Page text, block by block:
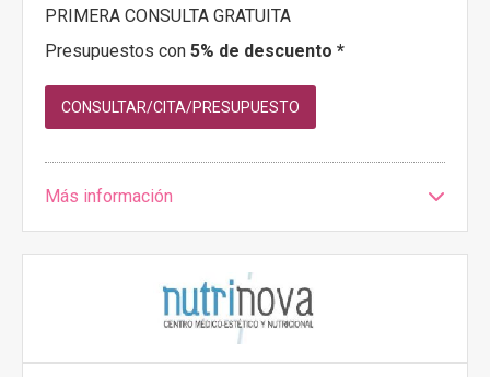
PRIMERA CONSULTA GRATUITA
Presupuestos con 5% de descuento *
CONSULTAR/CITA/PRESUPUESTO
Más información